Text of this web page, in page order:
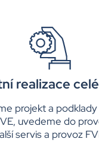
realizace
projekt a podklady
uvedeme do
servis a provoz